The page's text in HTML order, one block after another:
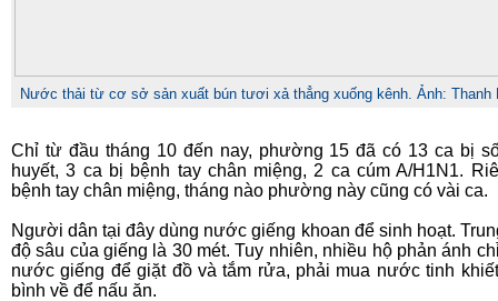
Nước thải từ cơ sở sản xuất bún tươi xả thẳng xuống kênh. Ảnh: Thanh
Chỉ từ đầu tháng 10 đến nay, phường 15 đã có 13 ca bị
huyết, 3 ca bị bệnh tay chân miệng, 2 ca cúm A/H1N1.
bệnh tay chân miệng, tháng nào phường này cũng có vài ca.
Người dân tại đây dùng nước giếng khoan để sinh hoạt.
độ sâu của giếng là 30 mét. Tuy nhiên, nhiều hộ phản ánh
nước giếng để giặt đồ và tắm rửa, phải mua nước tinh
bình về để nấu ăn.